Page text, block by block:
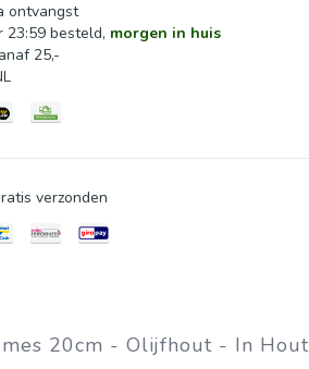
ontvangst
23:59 besteld, morgen in huis
25,-
verzonden
20cm - Olijfhout - In